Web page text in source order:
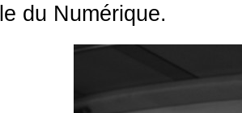
du Numérique.